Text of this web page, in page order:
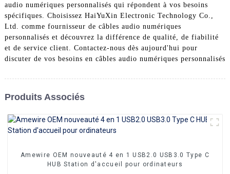
audio numériques personnalisés qui répondent à vos besoins
spécifiques. Choisissez HaiYuXin Electronic Technology Co.,
Ltd. comme fournisseur de câbles audio numériques
personnalisés et découvrez la différence de qualité, de fiabilité
et de service client. Contactez-nous dès aujourd'hui pour
discuter de vos besoins en câbles audio numériques personnalisés
Produits Associés
Amewire OEM nouveauté 4 en 1 USB2.0 USB3.0 Type C
HUB Station d'accueil pour ordinateurs